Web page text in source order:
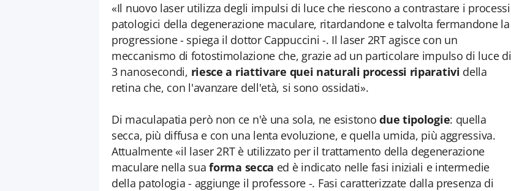
«Il nuovo laser utilizza degli impulsi di luce che riescono a contrastare i processi
patologici della degenerazione maculare, ritardandone e talvolta fermandone la
progressione - spiega il dottor Cappuccini -. Il laser 2RT agisce con un
meccanismo di fotostimolazione che, grazie ad un particolare impulso di luce di
3 nanosecondi, riesce a riattivare quei naturali processi riparativi della
retina che, con l'avanzare dell'età, si sono ossidati​».
Di maculapatia però non ce n'è una sola, ne esistonodue tipologie: quella
secca, più diffusa e con una lenta evoluzione, e quella umida, più aggressiva.
Attualmente «il laser 2RT è utilizzato per il trattamento della degenerazione
maculare nella suaforma secca ed è indicato nelle fasi iniziali e intermedie
della patologia - aggiunge il professore -. Fasi caratterizzate dalla presenza di